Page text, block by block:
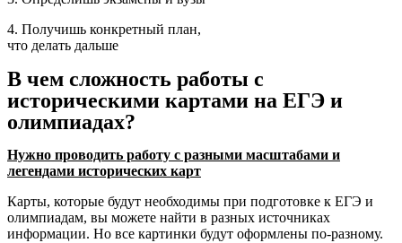
4. Получишь конкретный план,
что делать дальше
В чем сложность работы с
историческими картами на ЕГЭ и
олимпиадах?
Нужно проводить работу с разными масштабами и
легендами исторических карт
Карты, которые будут необходимы при подготовке к ЕГЭ и
олимпиадам, вы можете найти в разных источниках
информации. Но все картинки будут оформлены по-разному.